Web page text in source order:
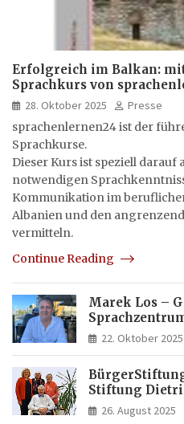
Erfolgreich im Balkan:
Sprachkurs von
28. Oktober 2025
Presse
sprachenlernen24 ist der
Sprachkurse.
Dieser Kurs ist speziell darauf
notwendigen
Kommunikation im
Albanien und den
vermitteln.
Continue Reading
Marek Los –
Italia und
22. Oktober 2025
Stiftung
26. August 2025